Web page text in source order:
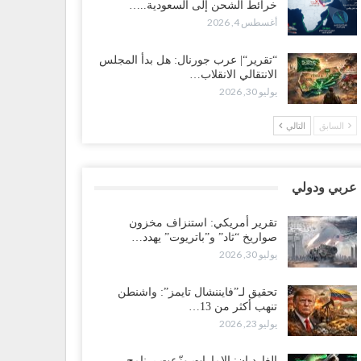
تُصعّد الحصار على اليمنيين.. وقرار بحرمان طلاب
من تعميد الشهادات يشعل غضباً واسعاً..!
يشغل خصومه بمعارك التعيينات.. وتحركات موازية
على ملفات المال والنفط..!
شحنة…
يواجه اتهامات بصفقة نفط سرية مع شركة أمريكية..
برميل يشعل غضب حضرموت..!
مكتب العليمي يقدم استقالته.. والخلافات تعصف
وصراع محتدم على خليفته..!
4, 2026
خرائط الشحن إلى السعودية..…
أغسطس 4, 2026
“تقرير“| عرب جورنال: هل بدأ المجلس
الانتقالي الانقلاب…
يوليو 30, 2026
السابق التالي
عربي ودولي
تقرير أمريكي: استنزاف مخزون
صواريخ “ثاد” و”باتريوت” يهدد…
يوليو 30, 2026
تحقيق لـ”فايننشال تايمز”: واشنطن
تنهب أكثر من 13…
يوليو 23, 2026